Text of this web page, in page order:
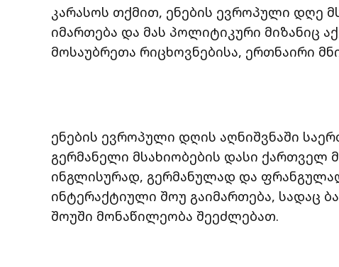
კარასოს თქმით, ენების ევროპული დღე
იმართება და მას პოლიტიკური მიზანიც
მოსაუბრეთა რიცხოვნებისა, ერთნაირი
ენების ევროპული დღის აღნიშვნაში
გერმანელი მსახიობების დასი ქართველ
ინგლისურად, გერმანულად და
ინტერაქტიული შოუ გაიმართება, სადაც
შოუში მონაწილეობა შეეძლებათ.